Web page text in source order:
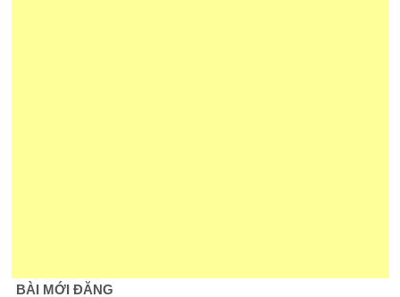
BÀI MỚI ĐĂNG